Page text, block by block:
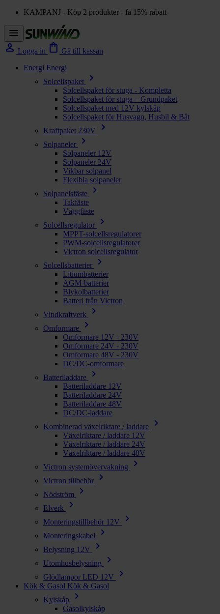
KAMPANJ - Köp 2 produkter - få 15% rabatt
menu
person Logga in shopping_bag Gå till kassan
Energi Energi
Solcellspaket
chevron_right
Solcellspaket för stuga - Kompletta
Solcellspaket för stuga – Grundpaket
Solcellspaket med 12V kylskåp
Solcellspaket för Husvagn, Husbil & Båt
Kraftpaket 230V
chevron_right
Solpaneler chevron_right
Solpaneler 12V
Solpaneler 24V
Vikbar solpanel
Flexibla solpaneler
Solpanelsfäste
chevron_right
Takfäste
Väggfäste
Solcellsregulator
chevron_right
MPPT-solcellsregulatorer
PWM-solcellsregulatorer
Victron solcellsregulator
Solcellsbatterier
chevron_right
Litiumbatterier
AGM-batterier
Blykolbatterier
Batteri från Victron
Vindkraftverk
chevron_right
Omformare chevron_right
Omformare 12V - 230V
Omformare 24V - 230V
Omformare 48V - 230V
DC/DC-omformare
Batteriladdare
chevron_right
Batteriladdare 12V
Batteriladdare 24V
Batteriladdare 48V
DC/DC-laddare
Kombinerad växelriktare / laddare
chevron_right
Växelriktare / laddare 12V
Växelriktare / laddare 24V
Växelriktare / laddare 48V
Victron systemövervakning
chevron_right
Victron tillbehör chevron_right
Nödström chevron_right
Elverk chevron_right
Monteringstillbehör 12V chevron_right
Monteringskabel chevron_right
Belysning 12V chevron_right
Utomhusbelysning chevron_right
Glödlampor LED 12V chevron_right
Kök & Gasol Kök & Gasol
Kylskåp
chevron_right
Gasolkylskåp